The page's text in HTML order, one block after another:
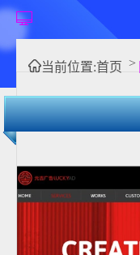
当前位置:首页 >